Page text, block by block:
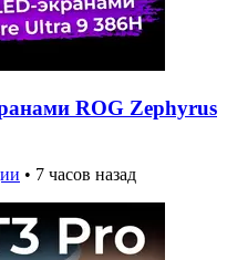
ROG Zephyrus
• 7 часов назад